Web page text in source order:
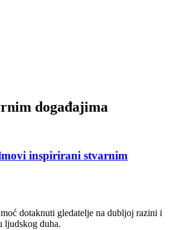
događajima
inspirirani stvarnim
dotaknuti gledatelje na dubljoj razini i
ljudskog duha.